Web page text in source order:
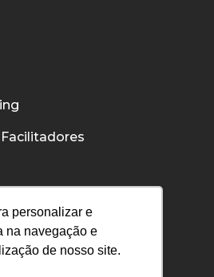
personalizar e
na navegação e
de nosso site.
Interpessoal